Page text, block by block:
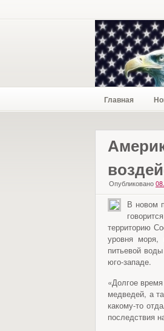
Главная
Опубликовано
В новом
территорию
уровня моря,
питьевой
юго-западе.
«Долгое
медведей, а
какому-то
последствия